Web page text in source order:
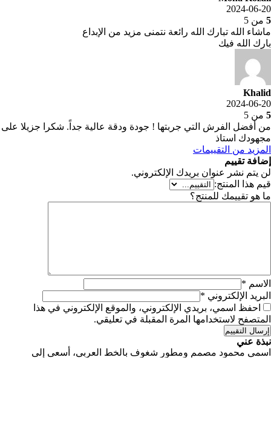
2024-06-20
5 من 5
ماشاء الله تبارك الله رائعة نتمنى مزيد من الإبداع
بارك الله فيك
Khalid
2024-06-20
5 من 5
من أفضل الفرش التي جربتها ! جودة ودقة عالية جداً. شكرا جزيلا على
مجهودك استاذ
المزيد من التقييمات
إضافة تقييم
لن يتم نشر عنوان بريدك الإلكتروني.
قيم هذا المنتج:
ما هو تقييمك للمنتج؟
الاسم *
البريد الإلكتروني *
احفظ اسمي، بريدي الإلكتروني، والموقع الإلكتروني في هذا
المتصفح لاستخدامها المرة المقبلة في تعليقي.
إرسال التقييم
نبذة عني
اسمي محمود مصمم ومطور شغوف بالخط العربي، أسعى إلى